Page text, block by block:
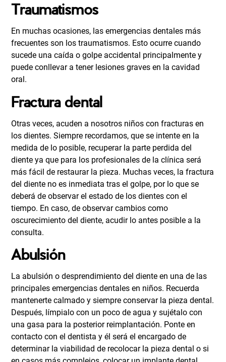
Traumatismos
En muchas ocasiones, las emergencias dentales más
frecuentes son los traumatismos. Esto ocurre cuando
sucede una caída o golpe accidental principalmente y
puede conllevar a tener lesiones graves en la cavidad
oral.
Fractura dental
Otras veces, acuden a nosotros niños con fracturas en
los dientes. Siempre recordamos, que se intente en la
medida de lo posible, recuperar la parte perdida del
diente ya que para los profesionales de la clínica será
más fácil de restaurar la pieza. Muchas veces, la fractura
del diente no es inmediata tras el golpe, por lo que se
deberá de observar el estado de los dientes con el
tiempo. En caso, de observar cambios como
oscurecimiento del diente, acudir lo antes posible a la
consulta.
Abulsión
La abulsión o desprendimiento del diente en una de las
principales emergencias dentales en niños. Recuerda
mantenerte calmado y siempre conservar la pieza dental.
Después, límpialo con un poco de agua y sujétalo con
una gasa para la posterior reimplantación. Ponte en
contacto con el dentista y él será el encargado de
determinar la viabilidad de recolocar la pieza dental o si